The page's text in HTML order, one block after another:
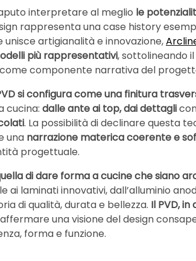
interpretare al meglio le
rappresenta una case history
artigianalità e innovazione,
più rappresentativi, sottolineando
componente narrativa del
si configura come una finitura
cucina: dalle ante ai top, dai dettagli
. La possibilità di declinare questa
una narrazione materica coerente e
progettuale.
di dare forma a cucine che siano
ai laminati innovativi, dall’alluminio
di qualità, durata e bellezza. Il PVD,
una visione del design
forma e funzione.